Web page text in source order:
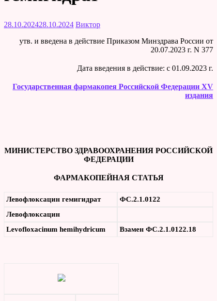
28.10.202428.10.2024 Виктор
утв. и введена в действие Приказом Минздрава России от
20.07.2023 г. N 377
Дата введения в действие: c 01.09.2023 г.
Государственная фармакопея Российской Федерации XV
издания
МИНИСТЕРСТВО ЗДРАВООХРАНЕНИЯ РОССИЙСКОЙ
ФЕДЕРАЦИИ
ФАРМАКОПЕЙНАЯ СТАТЬЯ
Левофлоксацин гемигидрат
ФС.2.1.0122
Левофлоксацин
Levofloxacinum hemihydricum
Взамен ФС.2.1.0122.18